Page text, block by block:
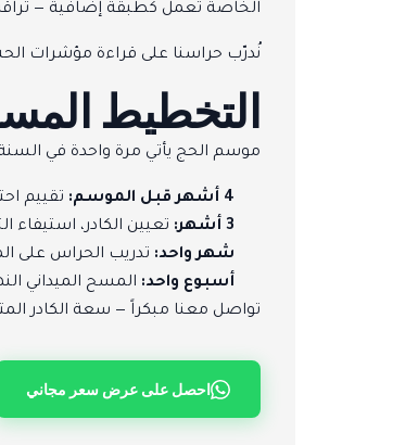
الخاصة تعمل كطبقة إضافية —
نُدرّب حراسنا على قراءة مؤشرات
التخطيط
موسم الحج يأتي مرة واحدة في
4 أشهر قبل الموسم:
تقييم
3 أشهر:
تعيين الكادر، استيفاء
شهر واحد: تدريب الحراس على
أسبوع واحد: المسح الميداني
تواصل معنا مبكراً — سعة الكادر
احصل على عرض سعر مجاني